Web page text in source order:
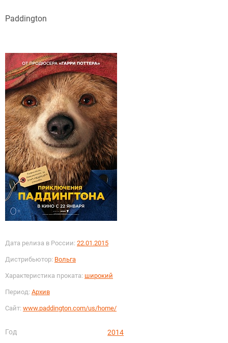
Paddington
Дата релиза в России: 22.01.2015
Дистрибьютор: Вольга
Характеристика проката: широкий
Период: Архив
Сайт: www.paddington.com/us/home/
Год
2014